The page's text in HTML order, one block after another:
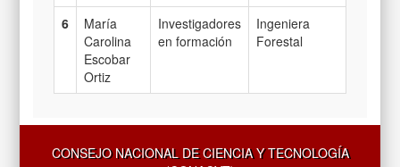
6
María
Carolina
Escobar
Ortiz
Investigadores
en formación
Ingeniera
Forestal
CONSEJO NACIONAL DE CIENCIA Y TECNOLOGÍA